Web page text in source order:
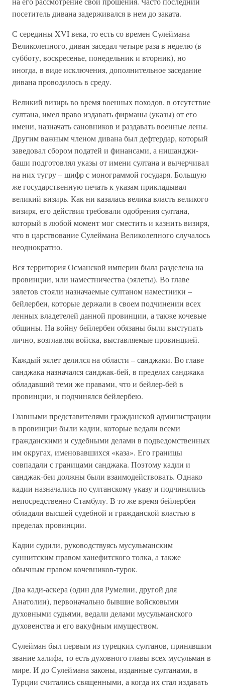
посетитель дивана задерживался в нем до заката.
С середины XVI века, то есть со времен Сулеймана
Великолепного, диван заседал четыре раза в неделю (в
субботу, воскресенье, понедельник и вторник), но
иногда, в виде исключения, дополнительное заседание
дивана проводилось в среду.
Великий визирь во время военных походов, в отсутствие
султана, имел право издавать фирманы (указы) от его
имени, назначать сановников и раздавать военные лены.
Другим важным членом дивана был дефтердар, который
заведовал сбором податей и финансами, а нишанджи-
баши подготовлял указы от имени султана и вычерчивал
на них тугру – шифр с монограммой государя. Большую
же государственную печать к указам прикладывал
великий визирь. Как ни казалась велика власть великого
визиря, его действия требовали одобрения султана,
который в любой момент мог сместить и казнить визиря,
что в царствование Сулеймана Великолепного случалось
неоднократно.
Вся территория Османской империи была разделена на
провинции, или наместничества (эялеты). Во главе
эялетов стояли назначаемые султаном наместники –
бейлербеи, которые держали в своем подчинении всех
ленных владетелей данной провинции, а также кочевые
общины. На войну бейлербеи обязаны были выступать
лично, возглавляя войска, выставляемые провинцией.
Каждый эялет делился на области – санджаки. Во главе
санджака назначался санджак-бей, в пределах санджака
обладавший теми же правами, что и бейлер-бей в
провинции, и подчинялся бейлербею.
Главными представителями гражданской администрации
в провинции были кадии, которые ведали всеми
гражданскими и судебными делами в подведомственных
им округах, именовавшихся «каза». Его границы
совпадали с границами санджака. Поэтому кадии и
санджак-беи должны были взаимодействовать. Однако
кадии назначались по султанскому указу и подчинялись
непосредственно Стамбулу. В то же время бейлербеи
обладали высшей судебной и гражданской властью в
пределах провинции.
Кадии судили, руководствуясь мусульманским
суннитским правом ханефитского толка, а также
обычным правом кочевников-турок.
Два кади-аскера (один для Румелии, другой для
Анатолии), первоначально бывшие войсковыми
духовными судьями, ведали делами мусульманского
духовенства и его вакуфным имуществом.
Сулейман был первым из турецких султанов, принявшим
звание халифа, то есть духовного главы всех мусульман в
мире. И до Сулеймана законы, изданные султанами, в
Турции считались священными, а когда их стал издавать